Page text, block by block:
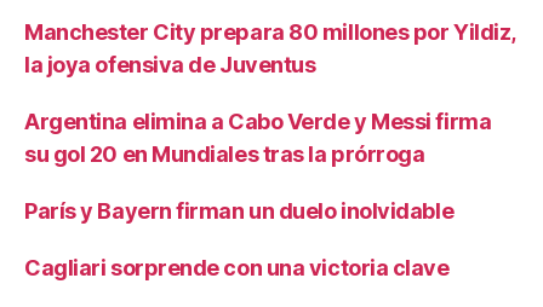
Manchester City prepara 80 millones por Yildiz,
la joya ofensiva de Juventus
Argentina elimina a Cabo Verde y Messi firma
su gol 20 en Mundiales tras la prórroga
París y Bayern firman un duelo inolvidable
Cagliari sorprende con una victoria clave